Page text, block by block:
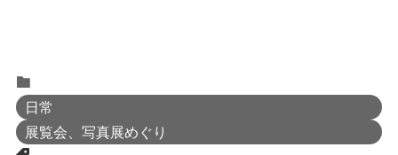
日常
展覧会、写真展めぐり